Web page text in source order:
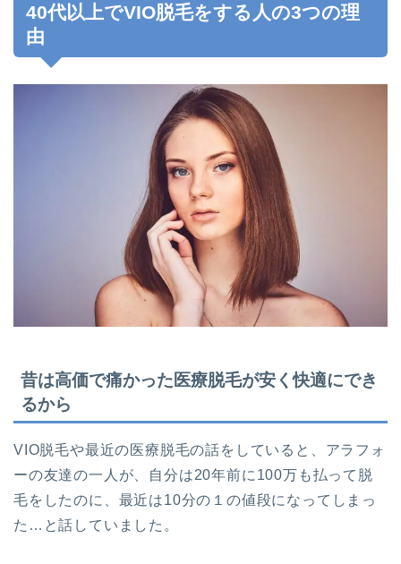
40代以上でVIO脱毛をする人の3つの理
由
昔は高価で痛かった医療脱毛が安く快適にでき
るから
VIO脱毛や最近の医療脱毛の話をしていると、アラフォ
ーの友達の一人が、自分は20年前に100万も払って脱
毛をしたのに、最近は10分の１の値段になってしまっ
た…と話していました。